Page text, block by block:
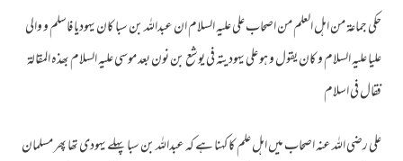
حکی جماعۃ من اہل العلم من اصحاب علی علیہ السلام ان عبداللہ بن سبا کان یہودیا فاسلم و والی
علیا علیہ السلام و کان یقول و ہو علی یہودیتہ فی یوشع بن نون بعد موسی علیہ السلام بھذہ المقالۃ
فقال فی اسلام
علی رضی اللہ عنہ اصحاب میں اہل علم کا کہنا ہے کہ عبداللہ بن سبا پہلے یہودی تھا پھر مسلمان